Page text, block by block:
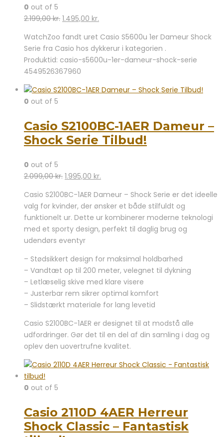
0 out of 5
2.199,00kr. Den
pris
var:
2.199,00 kr..
1.495,00 kr.
pris
er:
1.495,00 kr..
WatchZoo fandt uret Casio S5600u 1er Dameur Shock
Serie fra Casio hos dykkerur i kategorien .
Produktid: casio-s5600u-1er-dameur-shock-serie
4549526367960
0 out of 5
Casio S2100BC-1AER Dameur –
Shock Serie Tilbud!
0 out of 5
2.099,00kr. Den
pris
var:
2.099,00 kr..
1.995,00 kr.
pris
er:
1.995,00 kr..
Casio S2100BC-1AER Dameur – Shock Serie er det ideelle
valg for kvinder, der ønsker et både stilfuldt og
funktionelt ur. Dette ur kombinerer moderne teknologi
med et sporty design, perfekt til daglig brug og
udendørs eventyr
– Stødsikkert design for maksimal holdbarhed
– Vandtæt op til 200 meter, velegnet til dykning
– Letlæselig skive med klare visere
– Justerbar rem sikrer optimal komfort
– Slidstærkt materiale for lang levetid
Casio S2100BC-1AER er designet til at modstå alle
udfordringer. Gør det til en del af din samling i dag og
oplev den uovertrufne kvalitet.
0 out of 5
Casio 2110D 4AER Herreur
Shock Classic – Fantastisk